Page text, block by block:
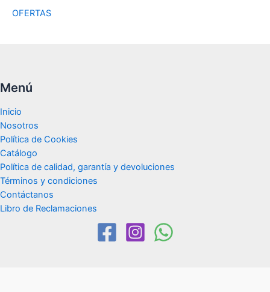
OFERTAS
Menú
Inicio
Nosotros
Política de Cookies
Catálogo
Política de calidad, garantía y devoluciones
Términos y condiciones
Contáctanos
Libro de Reclamaciones